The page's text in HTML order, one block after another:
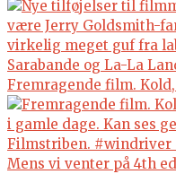
Fremragende film.
Mens vi venter på 4th